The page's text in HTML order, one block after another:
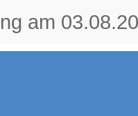
am